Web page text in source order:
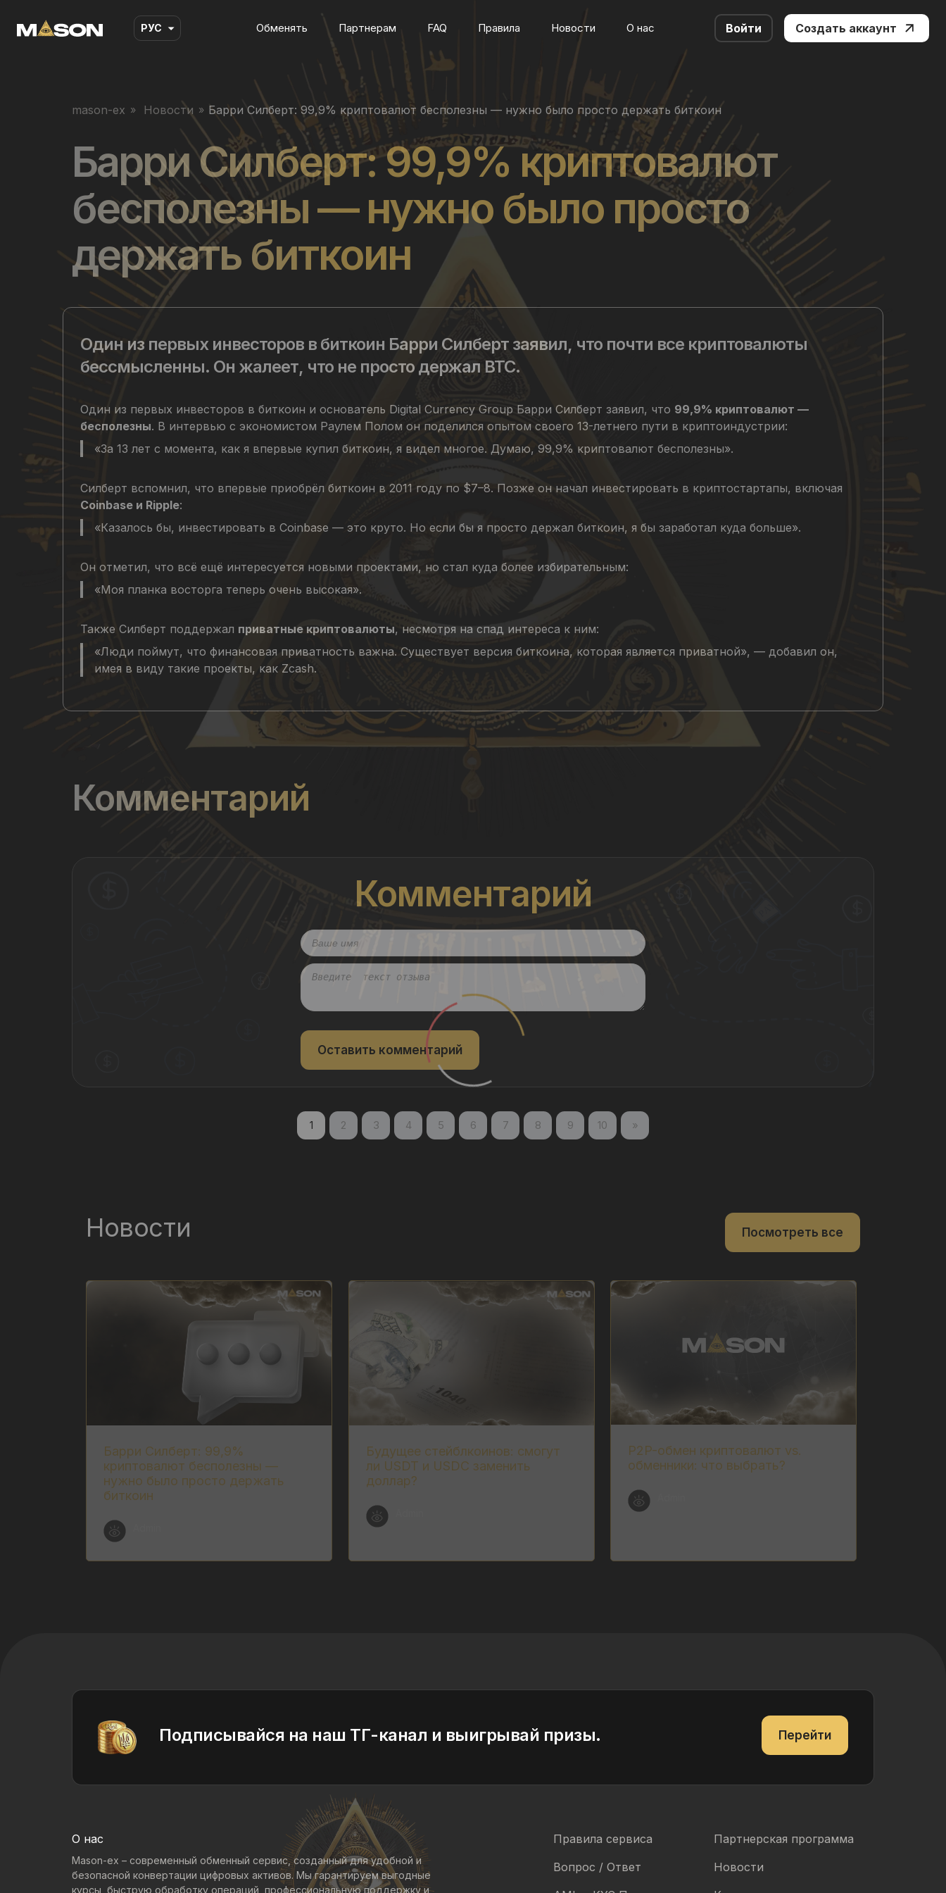
РУС Обменять Партнерам FAQ Правила Новости О нас Войти Создать аккаунт
mason-ex Новости Барри Силберт: 99,9% криптовалют бесполезны — нужно было просто держать биткоин
Барри Силберт: 99,9% криптовалют
бесполезны — нужно было просто
держать биткоин
Один из первых инвесторов в биткоин Барри Силберт заявил, что почти все криптовалюты
бессмысленны. Он жалеет, что не просто держал BTC.
Один из первых инвесторов в биткоин и основатель Digital Currency Group Барри Силберт заявил, что 99,9% криптовалют —
бесполезны. В интервью с экономистом Раулем Полом он поделился опытом своего 13-летнего пути в криптоиндустрии:
«За 13 лет с момента, как я впервые купил биткоин, я видел многое. Думаю, 99,9% криптовалют бесполезны».
Силберт вспомнил, что впервые приобрёл биткоин в 2011 году по $7–8. Позже он начал инвестировать в криптостартапы, включая
Coinbase и Ripple:
«Казалось бы, инвестировать в Coinbase — это круто. Но если бы я просто держал биткоин, я бы заработал куда больше».
Он отметил, что всё ещё интересуется новыми проектами, но стал куда более избирательным:
«Моя планка восторга теперь очень высокая».
Также Силберт поддержал приватные криптовалюты, несмотря на спад интереса к ним:
«Люди поймут, что финансовая приватность важна. Существует версия биткоина, которая является приватной», — добавил он,
имея в виду такие проекты, как Zcash.
Комментарий
Комментарий
Оставить комментарий
1 2 3 4 5 6 7 8 9 10 »
Новости Посмотреть все
Барри Силберт: 99,9%
криптовалют бесполезны —
нужно было просто держать
биткоин
Будущее стейблкоинов: смогут
ли USDT и USDC заменить
доллар?
P2P-обмен криптовалют vs.
обменники: что выбрать?
Подписывайся на наш ТГ-канал и выигрывай призы. Перейти
О нас
Mason-ex – современный обменный сервис, созданный для удобной и
безопасной конвертации цифровых активов. Мы гарантируем выгодные
курсы, быструю обработку операций, профессиональную поддержку и
Правила сервиса
Вопрос / Ответ
Партнерская программа
Новости